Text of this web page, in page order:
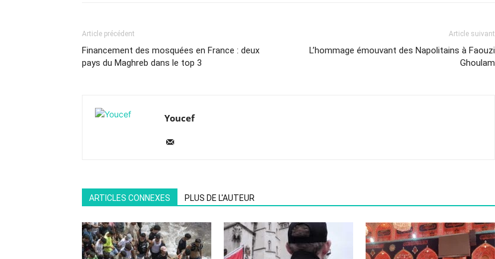
Article précédent
Financement des mosquées en France : deux
pays du Maghreb dans le top 3
Article suivant
L’hommage émouvant des Napolitains à Faouzi
Ghoulam
Youcef
ARTICLES CONNEXES PLUS DE L'AUTEUR